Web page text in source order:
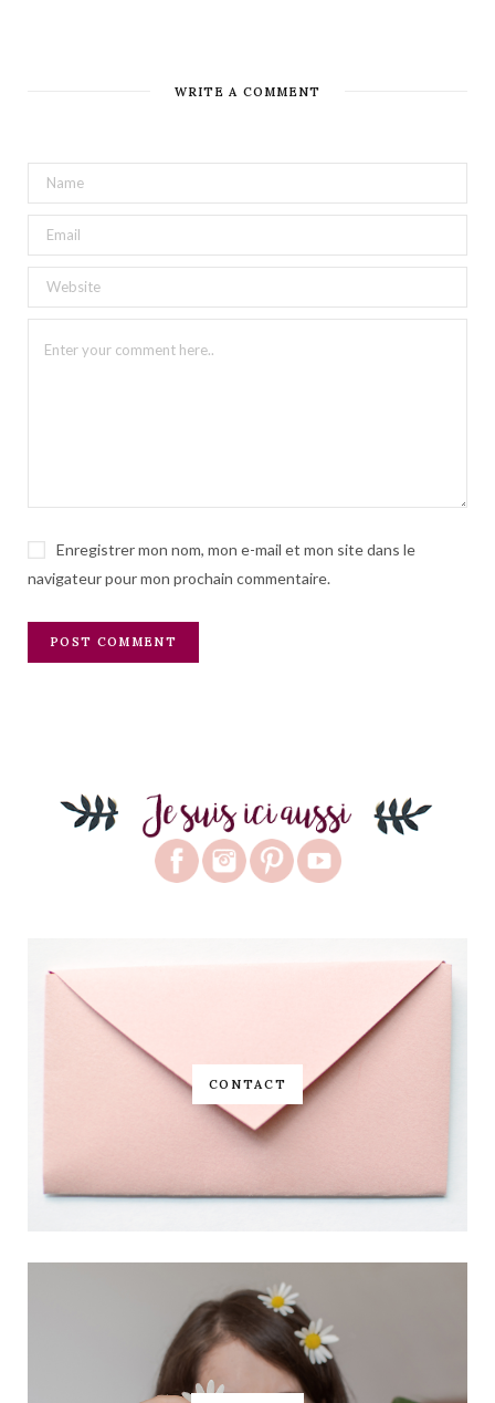
WRITE A COMMENT
Enregistrer mon nom, mon e-mail et mon site dans le
navigateur pour mon prochain commentaire.
CONTACT